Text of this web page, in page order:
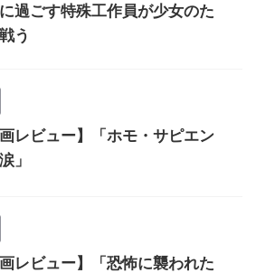
過ごす特殊工作員が少女のた
う
画レビュー】「ホモ・サピエン
」
画レビュー】「恐怖に襲われた